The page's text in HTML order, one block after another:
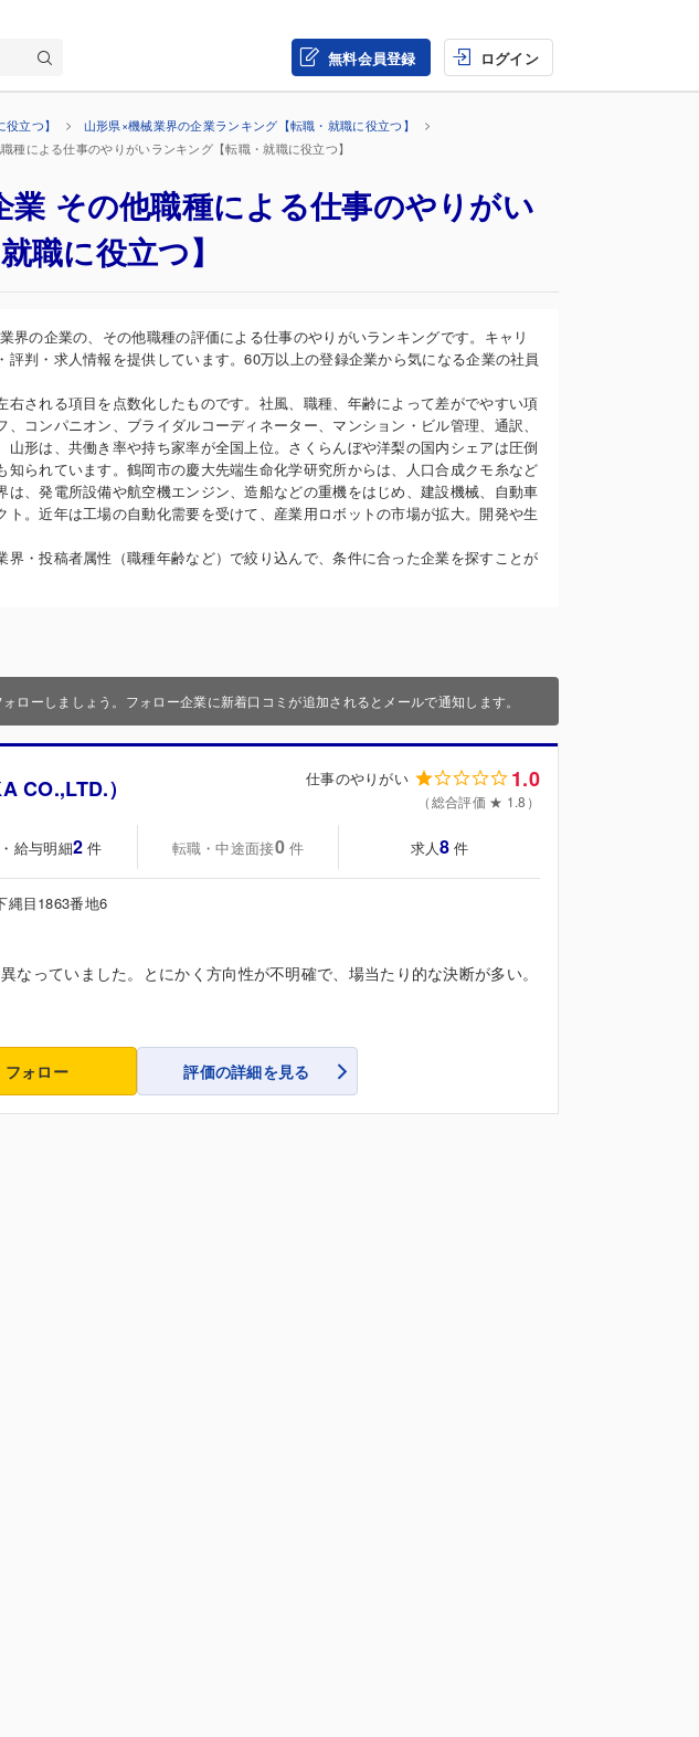
無料会員登録 ログイン
立つ】
山形県×機械業界の企業ランキング【転職・就職に役立つ】
種による仕事のやりがいランキング【転職・就職に役立つ】
業 その他職種による仕事のやりがい
職に役立つ】
界の企業の、その他職種の評価による仕事のやりがいランキングです。キャリ
判・求人情報を提供しています。60万以上の登録企業から気になる企業の社員
される項目を点数化したものです。社風、職種、年齢によって差がでやすい項
コンパニオン、ブライダルコーディネーター、マンション・ビル管理、通訳、
形は、共働き率や持ち家率が全国上位。さくらんぼや洋梨の国内シェアは圧倒
知られています。鶴岡市の慶大先端生命化学研究所からは、人口合成クモ糸など
、発電所設備や航空機エンジン、造船などの重機をはじめ、建設機械、自動車
。近年は工場の自動化需要を受けて、産業用ロボットの市場が拡大。開発や生
・投稿者属性（職種年齢など）で絞り込んで、条件に合った企業を探すことが
ローしましょう。フォロー企業に新着口コミが追加されるとメールで通知します。
CO.,LTD.） 仕事のやりがい 1.0
（総合評価 ★ 1.8）
給与明細2 件 転職・中途面接0 件 求人8 件
縄目1863番地6
なっていました。とにかく方向性が不明確で、場当たり的な決断が多い。
フォロー 評価の詳細を見る